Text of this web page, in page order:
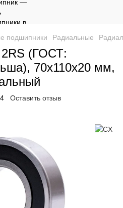
подшипники Радиальные
(ГОСТ:
70х110х20 мм,
Оставить отзыв